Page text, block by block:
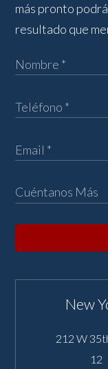
más pronto
resultado que
New
212 W
12